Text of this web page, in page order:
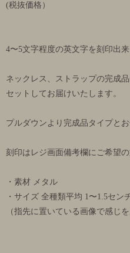
(税抜価格）
4〜5文字程度の英文字を刻印出来
ネックレス、ストラップの完成
セットしてお届けいたします。
プルダウンより完成品タイプと
刻印はレジ画面備考欄にご希望
・素材 メタル
・サイズ 全種類平均 1〜1.5セン
（指先に置いている画像で感じ